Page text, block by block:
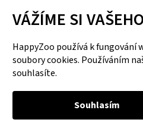
VÁŽÍME SI
HappyZoo používá k fungování
soubory cookies. Používáním
souhlasíte.
Souhlasím